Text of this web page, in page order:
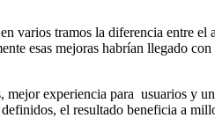
varios tramos la diferencia entre el
esas mejoras habrían llegado
experiencia para usuarios y
el resultado beneficia a